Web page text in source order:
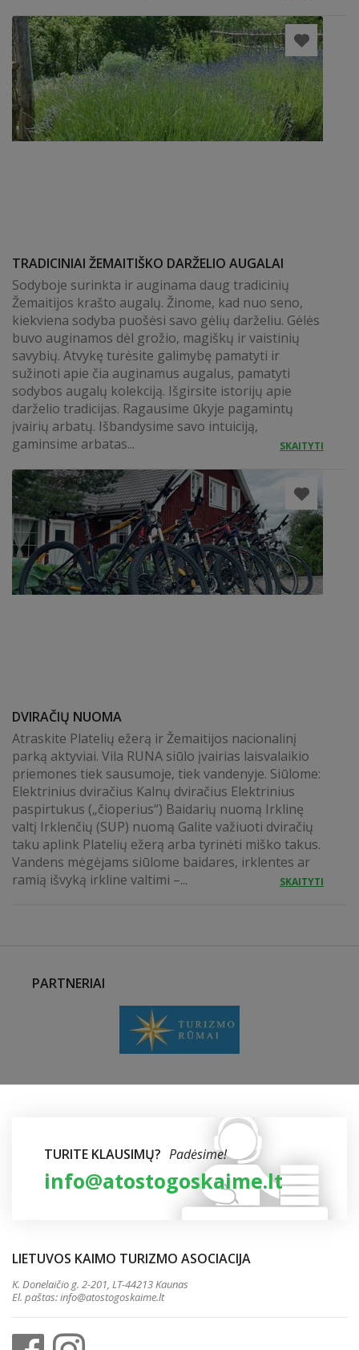
TRADICINIAI ŽEMAITIŠKO DARŽELIO AUGALAI
Sodyboje surinkta ir auginama daug tradicinių
Žemaitijos krašto augalų. Žinome, kad nuo seno,
kiekviena sodyba puošėsi savo gėlių darželiu. Gėlės
buvo auginamos dėl grožio, magiškų ir vaistinių
savybių. Atvykę turėsite galimybę pamatyti ir
sužinoti apie čia auginamus augalus, pamatyti
sodybos augalų kolekciją. Išgirsite istorijų apie
darželio tradicijas. Ragausime ūkyje pagamintų
įvairių arbatų. Išbandysime savo intuiciją,
gaminsime arbatas...
SKAITYTI
DVIRAČIŲ NUOMA
Atraskite Platelių ežerą ir Žemaitijos nacionalinį
parką aktyviai. Vila RUNA siūlo įvairias laisvalaikio
priemones tiek sausumoje, tiek vandenyje. Siūlome:
Elektrinius dviračius Kalnų dviračius Elektrinius
paspirtukus („čioperius“) Baidarių nuomą Irklinę
valtį Irklenčių (SUP) nuomą Galite važiuoti dviračių
taku aplink Platelių ežerą arba tyrinėti miško takus.
Vandens mėgėjams siūlome baidares, irklentes ar
ramią išvyką irkline valtimi –...
SKAITYTI
PARTNERIAI
TURITE KLAUSIMŲ? Padėsime!
info@atostogoskaime.lt
LIETUVOS KAIMO TURIZMO ASOCIACIJA
K. Donelaičio g. 2-201, LT-44213 Kaunas
El. paštas:info@atostogoskaime.lt